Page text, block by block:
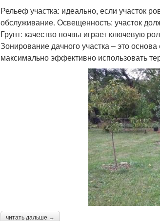
Рельеф участка: идеально, если участок
обслуживание. Освещенность: участок
Грунт: качество почвы играет ключевую
Зонирование дачного участка – это
максимально эффективно использовать
читать дальше →